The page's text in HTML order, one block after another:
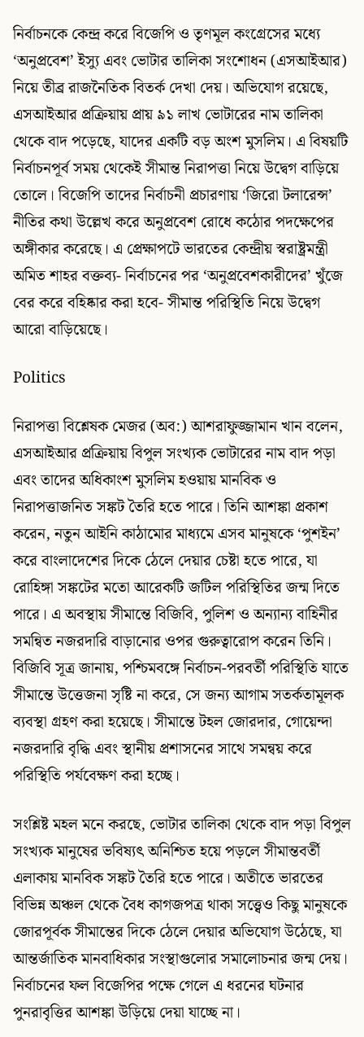
নির্বাচনকে কেন্দ্র করে বিজেপি ও তৃণমূল কংগ্রেসের মধ্যে
‘অনুপ্রবেশ’ ইস্যু এবং ভোটার তালিকা সংশোধন (এসআইআর)
নিয়ে তীব্র রাজনৈতিক বিতর্ক দেখা দেয়। অভিযোগ রয়েছে,
এসআইআর প্রক্রিয়ায় প্রায় ৯১ লাখ ভোটারের নাম তালিকা
থেকে বাদ পড়েছে, যাদের একটি বড় অংশ মুসলিম। এ বিষয়টি
নির্বাচনপূর্ব সময় থেকেই সীমান্ত নিরাপত্তা নিয়ে উদ্বেগ বাড়িয়ে
তোলে। বিজেপি তাদের নির্বাচনী প্রচারণায় ‘জিরো টলারেন্স’
নীতির কথা উল্লেখ করে অনুপ্রবেশ রোধে কঠোর পদক্ষেপের
অঙ্গীকার করেছে। এ প্রেক্ষাপটে ভারতের কেন্দ্রীয় স্বরাষ্ট্রমন্ত্রী
অমিত শাহর বক্তব্য- নির্বাচনের পর ‘অনুপ্রবেশকারীদের’ খুঁজে
বের করে বহিষ্কার করা হবে- সীমান্ত পরিস্থিতি নিয়ে উদ্বেগ
আরো বাড়িয়েছে।
Politics
নিরাপত্তা বিশ্লেষক মেজর (অব:) আশরাফুজ্জামান খান বলেন,
এসআইআর প্রক্রিয়ায় বিপুল সংখ্যক ভোটারের নাম বাদ পড়া
এবং তাদের অধিকাংশ মুসলিম হওয়ায় মানবিক ও
নিরাপত্তাজনিত সঙ্কট তৈরি হতে পারে। তিনি আশঙ্কা প্রকাশ
করেন, নতুন আইনি কাঠামোর মাধ্যমে এসব মানুষকে ‘পুশইন’
করে বাংলাদেশের দিকে ঠেলে দেয়ার চেষ্টা হতে পারে, যা
রোহিঙ্গা সঙ্কটের মতো আরেকটি জটিল পরিস্থিতির জন্ম দিতে
পারে। এ অবস্থায় সীমান্তে বিজিবি, পুলিশ ও অন্যান্য বাহিনীর
সমন্বিত নজরদারি বাড়ানোর ওপর গুরুত্বারোপ করেন তিনি।
বিজিবি সূত্র জানায়, পশ্চিমবঙ্গে নির্বাচন-পরবর্তী পরিস্থিতি যাতে
সীমান্তে উত্তেজনা সৃষ্টি না করে, সে জন্য আগাম সতর্কতামূলক
ব্যবস্থা গ্রহণ করা হয়েছে। সীমান্তে টহল জোরদার, গোয়েন্দা
নজরদারি বৃদ্ধি এবং স্থানীয় প্রশাসনের সাথে সমন্বয় করে
পরিস্থিতি পর্যবেক্ষণ করা হচ্ছে।
সংশ্লিষ্ট মহল মনে করছে, ভোটার তালিকা থেকে বাদ পড়া বিপুল
সংখ্যক মানুষের ভবিষ্যৎ অনিশ্চিত হয়ে পড়লে সীমান্তবর্তী
এলাকায় মানবিক সঙ্কট তৈরি হতে পারে। অতীতে ভারতের
বিভিন্ন অঞ্চল থেকে বৈধ কাগজপত্র থাকা সত্ত্বেও কিছু মানুষকে
জোরপূর্বক সীমান্তের দিকে ঠেলে দেয়ার অভিযোগ উঠেছে, যা
আন্তর্জাতিক মানবাধিকার সংস্থাগুলোর সমালোচনার জন্ম দেয়।
নির্বাচনের ফল বিজেপির পক্ষে গেলে এ ধরনের ঘটনার
পুনরাবৃত্তির আশঙ্কা উড়িয়ে দেয়া যাচ্ছে না।